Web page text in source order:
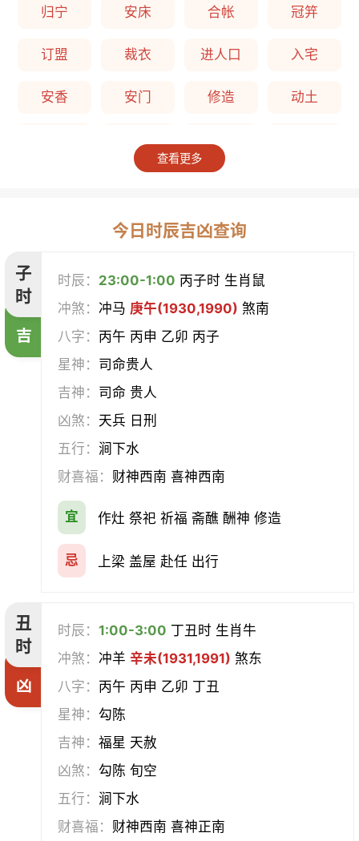
归宁 安床 合帐 冠笄
订盟 裁衣 进人口 入宅
安香 安门 修造 动土
平治道涂 造桥
造仓 修饰垣墙 造船
造畜稠 盖屋
经络 酝酿 造车器
赴任 立券 置产
祭祀 祈福 求嗣
普渡 造庙 斋醮
移徙 分居 出火
习艺 栽种
放水 畋猎
求医 治病 安机械
查看更多
今日时辰吉凶查询
子
时
吉
时辰： 23:00-1:00 丙子时 生肖鼠
冲煞：冲马 庚午(1930,1990) 煞南
八字： 丙午 丙申 乙卯 丙子
星神： 司命贵人
吉神： 司命 贵人
凶煞： 天兵 日刑
五行：涧下水
财喜福： 财神西南 喜神西南
宜 作灶 祭祀 祈福 斋醮 酬神 修造
忌 上梁 盖屋 赴任 出行
丑
时
凶
时辰：1:00-3:00 丁丑时 生肖牛
冲煞：冲羊辛未(1931,1991) 煞东
八字： 丙午 丙申 乙卯 丁丑
星神： 勾陈
吉神：福星 天赦
凶煞： 勾陈 旬空
五行：涧下水
财喜福： 财神西南 喜神正南